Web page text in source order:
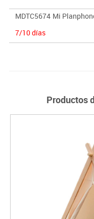
MDTC5674 Mi
7/10 días
Productos